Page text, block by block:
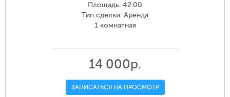
Площадь: 42.00
Тип сделки: Аренда
1 комнатная
14 000р.
ЗАПИСАТЬСЯ НА ПРОСМОТР